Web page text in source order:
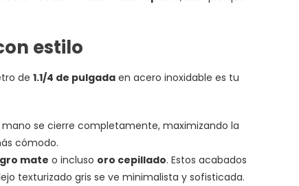
estilo
de 1.1/4 de pulgadaen acero inoxidable es tu
se cierre completamente, maximizando la
cómodo.
mate o incluso oro cepillado. Estos acabados
texturizado gris se ve minimalista y sofisticada.